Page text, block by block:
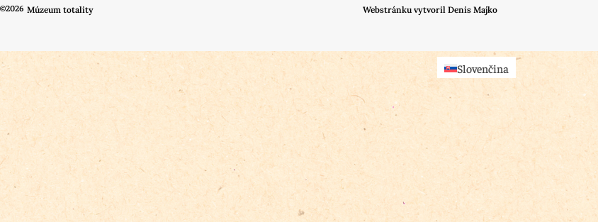
©2026 Múzeum totality Webstránku vytvoril Denis Majko
Slovenčina